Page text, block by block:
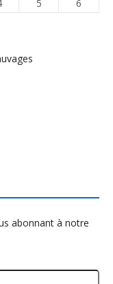
5 6
abonnant à notre